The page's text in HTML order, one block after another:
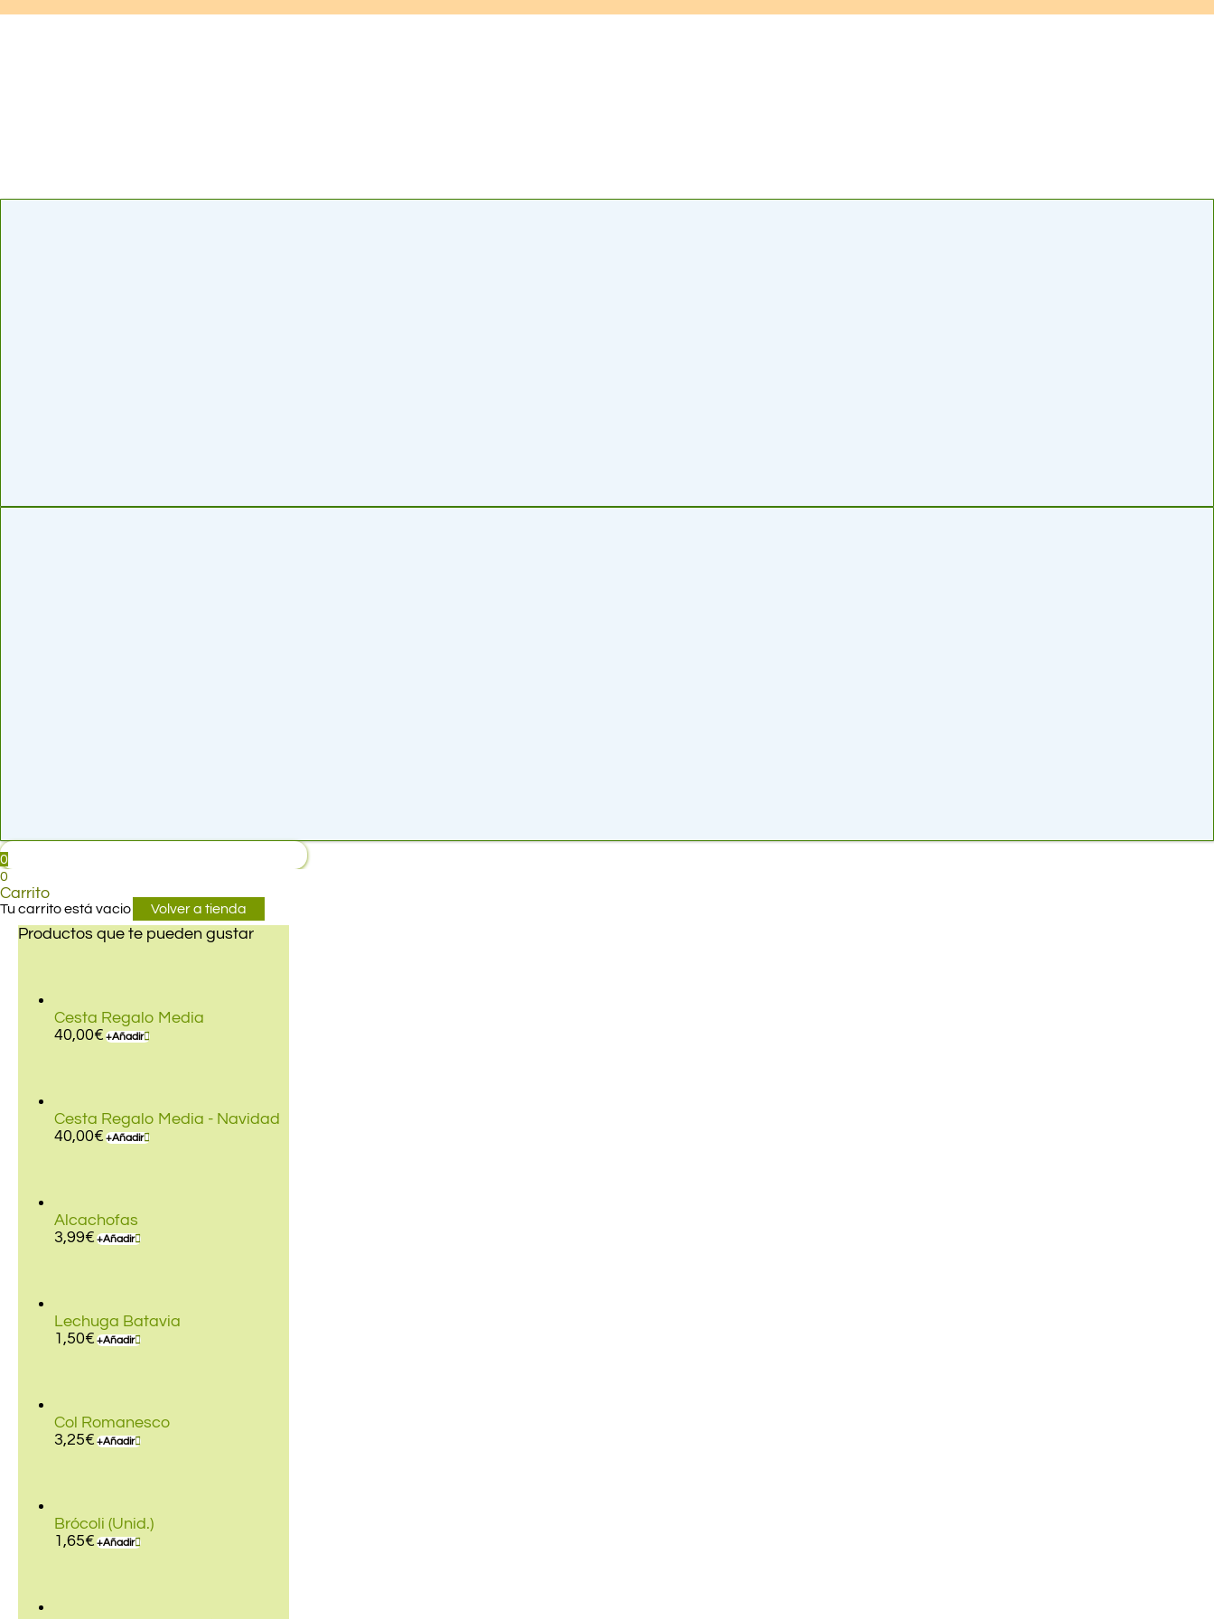
0
0
Carrito
Tu carrito está vacio Volver a tienda
Productos que te pueden gustar
Cesta Regalo Media
40,00€ +Añadir
Cesta Regalo Media - Navidad
40,00€ +Añadir
Alcachofas
3,99€ +Añadir
Lechuga Batavia
1,50€ +Añadir
Col Romanesco
3,25€ +Añadir
Brócoli (Unid.)
1,65€ +Añadir